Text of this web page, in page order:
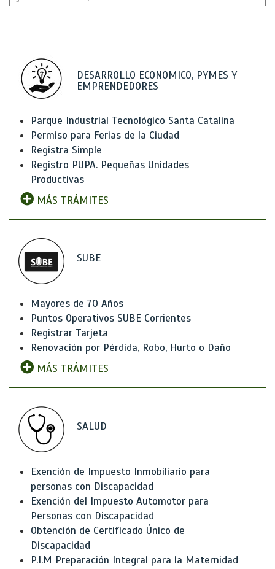
DESARROLLO ECONOMICO, PYMES Y
EMPRENDEDORES
Parque Industrial Tecnológico Santa Catalina
Permiso para Ferias de la Ciudad
Registra Simple
Registro PUPA. Pequeñas Unidades
Productivas
MÁS TRÁMITES
SUBE
Mayores de 70 Años
Puntos Operativos SUBE Corrientes
Registrar Tarjeta
Renovación por Pérdida, Robo, Hurto o Daño
MÁS TRÁMITES
SALUD
Exención de Impuesto Inmobiliario para
personas con Discapacidad
Exención del Impuesto Automotor para
Personas con Discapacidad
Obtención de Certificado Único de
Discapacidad
P.I.M Preparación Integral para la Maternidad